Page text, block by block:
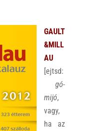
GAULT
&MILL
AU
[ejtsd:
gó-
mijó,
vagy,
ha az